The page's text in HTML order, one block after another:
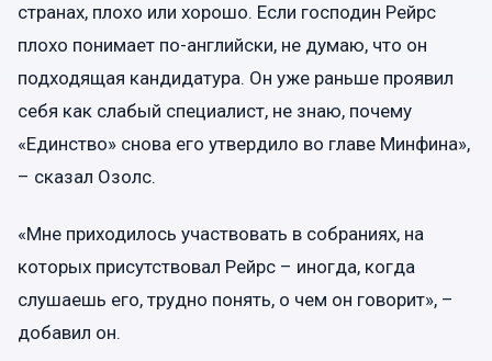
странах, плохо или хорошо. Если господин Рейрс
плохо понимает по-английски, не думаю, что он
подходящая кандидатура. Он уже раньше проявил
себя как слабый специалист, не знаю, почему
«Единство» снова его утвердило во главе Минфина»,
– сказал Озолс.
«Мне приходилось участвовать в собраниях, на
которых присутствовал Рейрс – иногда, когда
слушаешь его, трудно понять, о чем он говорит», –
добавил он.